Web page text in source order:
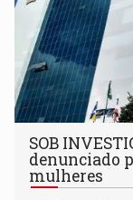
SOB
denunciado
mulheres